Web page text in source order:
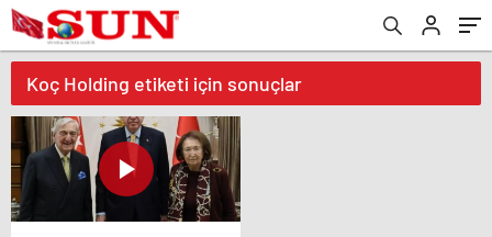
Koç Holding etiketi için sonuçlar